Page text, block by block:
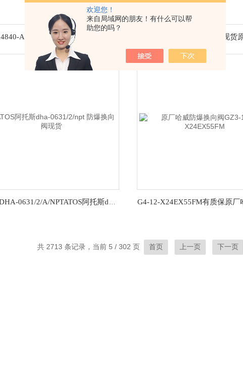
欢迎您！
来自局域网的朋友！有什么可以帮
助您的吗？
共 2713 条记录，当前 5 / 302 页 首页 上一页 下一页